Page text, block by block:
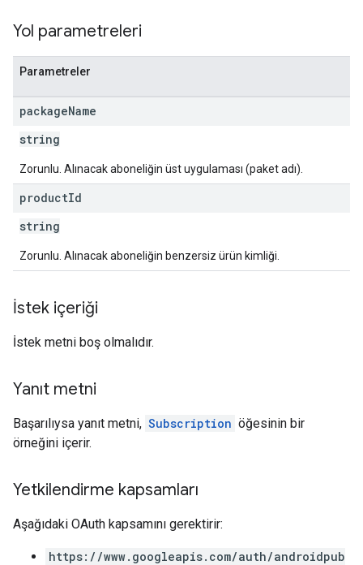
Yol parametreleri
Parametreler
packageName
string
Zorunlu. Alınacak aboneliğin üst uygulaması (paket adı).
productId
string
Zorunlu. Alınacak aboneliğin benzersiz ürün kimliği.
İstek içeriği
İstek metni boş olmalıdır.
Yanıt metni
Başarılıysa yanıt metni, Subscription öğesinin bir
örneğini içerir.
Yetkilendirme kapsamları
Aşağıdaki OAuth kapsamını gerektirir:
https://www.googleapis.com/auth/androidpub